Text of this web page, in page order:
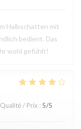
Halbschatten mit
bedient. Das
wohl gefühlt!
Qualité / Prix : 5/5